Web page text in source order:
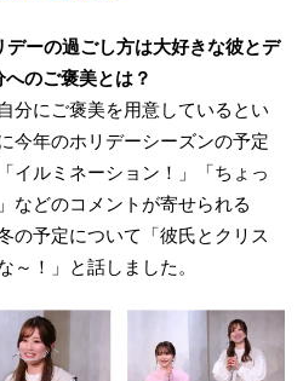
ーの過ごし方は大好きな彼とデ
のご褒美とは？
分にご褒美を用意しているとい
今年のホリデーシーズンの予定
イルミネーション！」「ちょっ
などのコメントが寄せられる
の予定について「彼氏とクリス
～！」と話しました。